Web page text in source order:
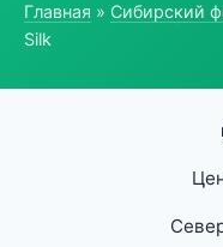
Главная » Сибирский
Silk